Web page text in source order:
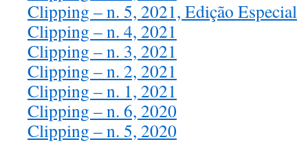
Clipping – n. 5, 2021, Edição Especial
Clipping – n. 4, 2021
Clipping – n. 3, 2021
Clipping – n. 2, 2021
Clipping – n. 1, 2021
Clipping – n. 6, 2020
Clipping – n. 5, 2020